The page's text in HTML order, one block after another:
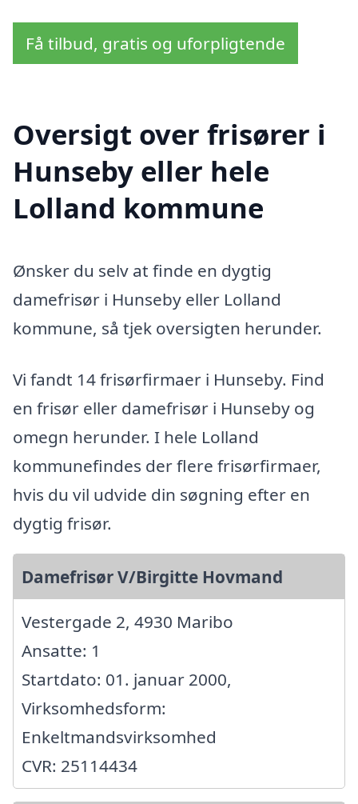
Få tilbud, gratis og uforpligtende
Oversigt over frisører i
Hunseby eller hele
Lolland kommune
Ønsker du selv at finde en dygtig
damefrisør i Hunseby eller Lolland
kommune, så tjek oversigten herunder.
Vi fandt 14 frisørfirmaer i Hunseby. Find
en frisør eller damefrisør i Hunseby og
omegn herunder. I hele Lolland
kommunefindes der flere frisørfirmaer,
hvis du vil udvide din søgning efter en
dygtig frisør.
Damefrisør V/Birgitte Hovmand
Vestergade 2, 4930 Maribo
Ansatte: 1
Startdato: 01. januar 2000,
Virksomhedsform:
Enkeltmandsvirksomhed
CVR: 25114434